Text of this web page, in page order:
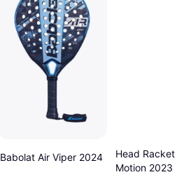
Babolat Air Viper 2024
Head Racket
Motion 2023